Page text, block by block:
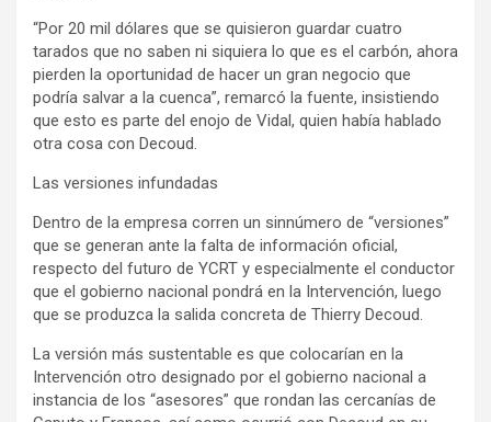
“Por 20 mil dólares que se quisieron guardar cuatro
tarados que no saben ni siquiera lo que es el carbón, ahora
pierden la oportunidad de hacer un gran negocio que
podría salvar a la cuenca”, remarcó la fuente, insistiendo
que esto es parte del enojo de Vidal, quien había hablado
otra cosa con Decoud.
Las versiones infundadas
Dentro de la empresa corren un sinnúmero de “versiones”
que se generan ante la falta de información oficial,
respecto del futuro de YCRT y especialmente el conductor
que el gobierno nacional pondrá en la Intervención, luego
que se produzca la salida concreta de Thierry Decoud.
La versión más sustentable es que colocarían en la
Intervención otro designado por el gobierno nacional a
instancia de los “asesores” que rondan las cercanías de